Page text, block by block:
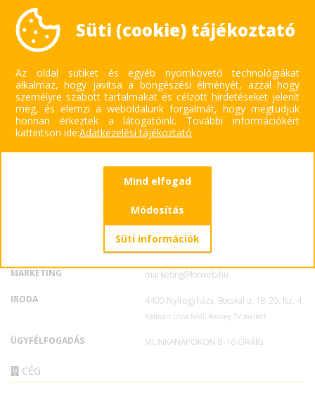
+36 30 076 6404
+36 30 451 9672
info@forweb.hu
MARKETING marketing@forweb.hu
IRODA 4400 Nyíregyháza, Bocskai u. 18-20. fsz. 4.
Kálmán utca felől, Kölcsey TV mellett
ÜGYFÉLFOGADÁS MUNKANAPOKON 8-16 ÓRÁIG
CÉG
Süti (cookie) tájékoztató
Az oldal sütiket és egyéb nyomkövető technológiákat
alkalmaz, hogy javítsa a böngészési élményét, azzal hogy
személyre szabott tartalmakat és célzott hirdetéseket jelenít
meg, és elemzi a weboldalunk forgalmát, hogy megtudjuk
honnan érkeztek a látogatóink.
További információkért
kattintson ide:Adatkezelési tájékoztató
Mind elfogad
Módosítás
Süti információk